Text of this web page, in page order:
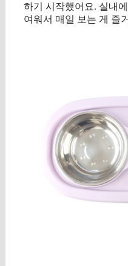
하기 시작했어요. 실내
여워서 매일 보는 게 즐